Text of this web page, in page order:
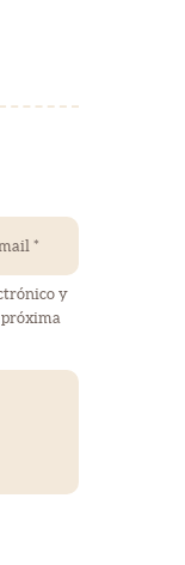
y
próxima